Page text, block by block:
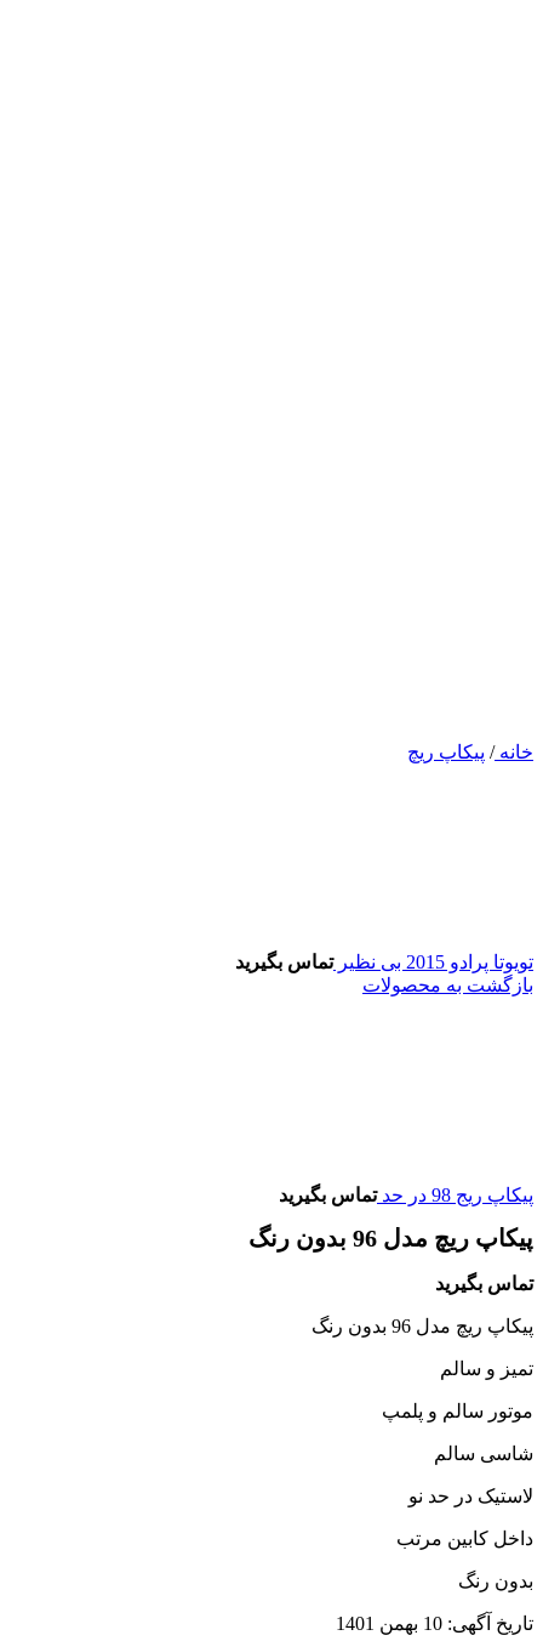
خانه/ پیکاپ ریچ
تویوتا پرادو 2015 بی نظیر
تماس بگیرید
بازگشت به محصولات
پیکاپ ریج 98 در حد تماس بگیرید
پیکاپ ریچ مدل 96 بدون رنگ
تماس بگیرید
پیکاپ ریچ مدل 96 بدون رنگ
تمیز و سالم
موتور سالم و پلمپ
شاسی سالم
لاستیک در حد نو
داخل کابین مرتب
بدون رنگ
تاریخ آگهی: 10 بهمن 1401